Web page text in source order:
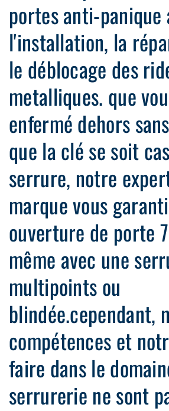
portes anti-panique
l'installation, la
le déblocage des
metalliques. que
enfermé dehors
que la clé se soit
serrure, notre
marque vous
ouverture de porte
même avec une
multipoints ou
blindée.cependant,
compétences et
faire dans le
serrurerie ne sont